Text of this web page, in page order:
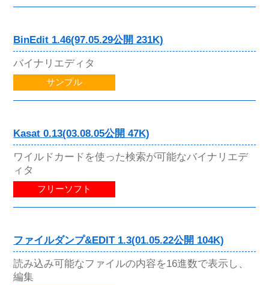
BinEdit 1.46(97.05.29公開 231K)
バイナリエディタ
サンプル
Kasat 0.13(03.08.05公開 47K)
ワイルドカードを使った検索が可能なバイナリエデ
ィタ
フリーソフト
ファイルダンプ&EDIT 1.3(01.05.22公開 104K)
読み込み可能なファイルの内容を16進数で表示し、
編集